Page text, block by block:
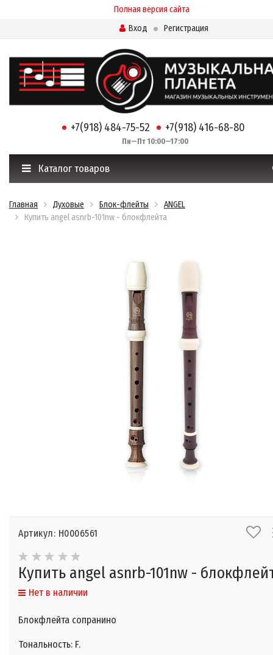
Полная версия сайта
Вход
Регистрация
+7(918) 484-75-52 +7(918) 416-68-80
Пн—Пт 10:00—17:00
Каталог товаров
Главная Духовые Блок-флейты
ANGEL
Купить angel asnrb-101nw - блокфлейта
Артикул: Н0006561
Купить angel asnrb-101nw -
Нет в наличии
Блокфлейта сопранино
Тональность: F.